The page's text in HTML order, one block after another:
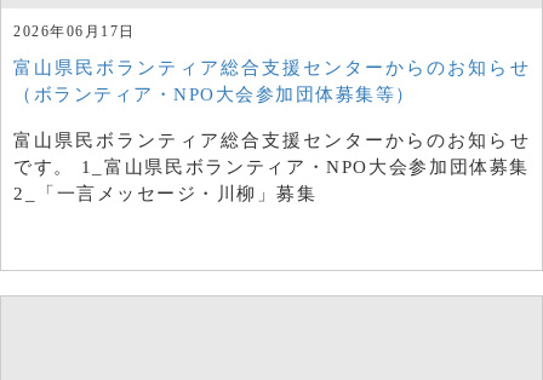
2026年06月17日
富山県民ボランティア総合支援センターからのお知らせ
（ボランティア・NPO大会参加団体募集等）
富山県民ボランティア総合支援センターからのお知らせ
です。 1_富山県民ボランティア・NPO大会参加団体募集
2_「一言メッセージ・川柳」募集